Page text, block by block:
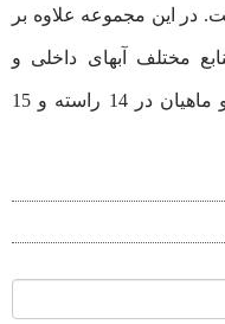
در این مجموعه علاوه بر
مختلف آبهای داخلی و
روشهای شناسایی آنها، به معرفی لارو ماهیان در 14 راسته و 15